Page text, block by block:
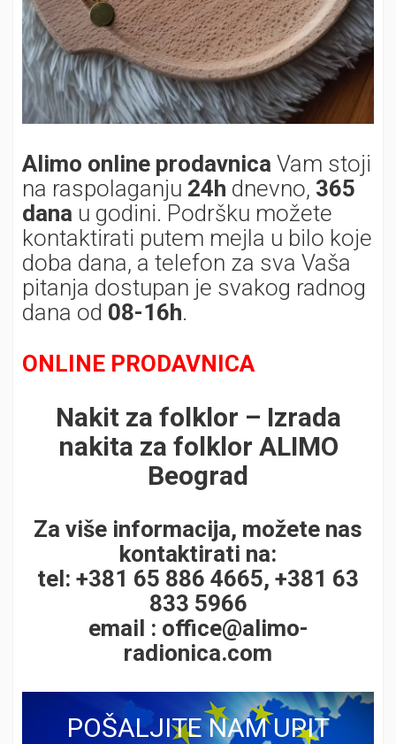
Alimo online prodavnica Vam stoji
na raspolaganju 24h dnevno, 365
dana u godini. Podršku možete
kontaktirati putem mejla u bilo koje
doba dana, a telefon za sva Vaša
pitanja dostupan je svakog radnog
dana od 08-16h.
ONLINE PRODAVNICA
Nakit za folklor – Izrada
nakita za folklor ALIMO
Beograd
Za više informacija, možete nas
kontaktirati na:
tel: +381 65 886 4665, +381 63
833 5966
email : office@alimo-
radionica.com
POŠALJITE NAM UPIT